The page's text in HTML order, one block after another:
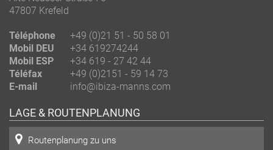
47807 Krefeld
Téléphone
+49 (0)21 51 - 50 58 01
Mobil DEU
+34 619274244
Mobil ESP
+34 619 - 27 42 44
Téléfax
+49 (0)2151 - 59 14 73
E-mail
info@ibiza-manns.com
LAGE & ROUTENPLANUNG
Routenplanung zu uns